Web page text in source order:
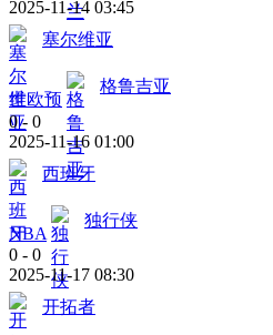
2025-11-14 03:45
塞尔维亚
世欧预
格鲁吉亚
0 - 0
2025-11-16 01:00
西班牙
NBA
独行侠
0 - 0
2025-11-17 08:30
开拓者